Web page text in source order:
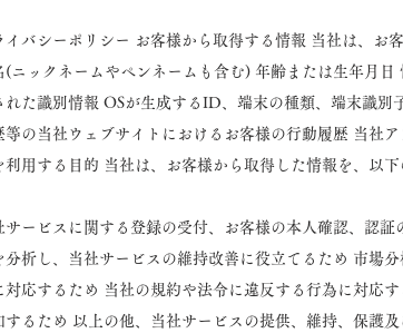
イバシーポリシー お客様から取得する情報 当社は、お
(ニックネームやペンネームも含む) 年齢または生年月
れた識別情報 OSが生成するID、端末の種類、端末識
等の当社ウェブサイトにおけるお客様の行動履歴 当社
利用する目的 当社は、お客様から取得した情報を、以下
サービスに関する登録の受付、お客様の本人確認、認
分析し、当社サービスの維持改善に役立てるため 市場
対応するため 当社の規約や法令に違反する行為に対応
するため 以上の他、当社サービスの提供、維持、保護